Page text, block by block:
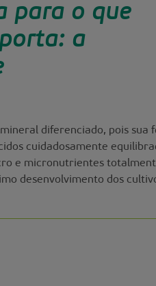
para o que
a
diferenciado, pois sua
cuidadosamente
e micronutrientes
desenvolvimento dos